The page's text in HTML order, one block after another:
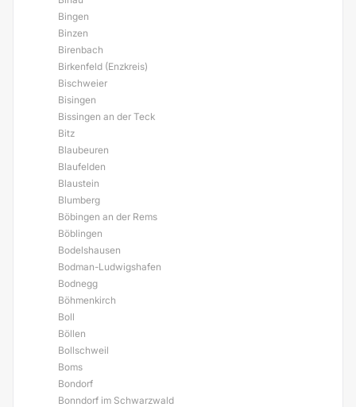
Bingen
Binzen
Birenbach
Birkenfeld (Enzkreis)
Bischweier
Bisingen
Bissingen an der Teck
Bitz
Blaubeuren
Blaufelden
Blaustein
Blumberg
Böbingen an der Rems
Böblingen
Bodelshausen
Bodman-Ludwigshafen
Bodnegg
Böhmenkirch
Boll
Böllen
Bollschweil
Boms
Bondorf
Bonndorf im Schwarzwald